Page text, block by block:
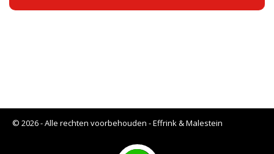
© 2026 - Alle rechten voorbehouden - Effrink & Malestein